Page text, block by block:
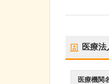
医療
医療機関